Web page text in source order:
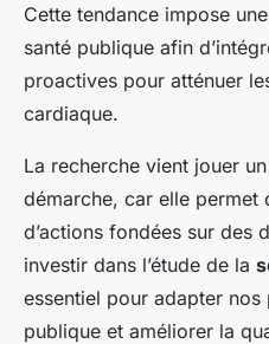
Cette tendance impose
santé publique afin
proactives pour atténuer
cardiaque.
La recherche vient jouer
démarche, car elle permet
d’actions fondées sur des
investir dans l’étude de la
essentiel pour adapter
publique et améliorer la